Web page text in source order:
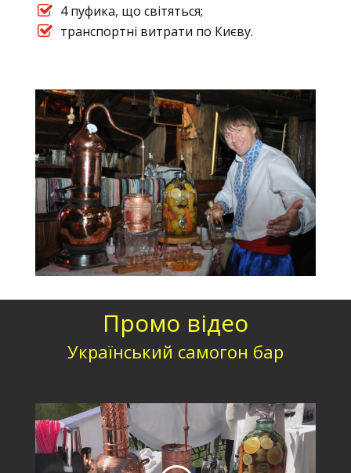
4 пуфика, що світяться;
транспортні витрати по Києву.
Промо відео
Український самогон бар